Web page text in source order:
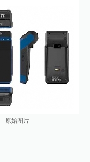
原始图片